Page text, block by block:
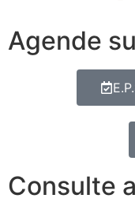
Agende
Consulte